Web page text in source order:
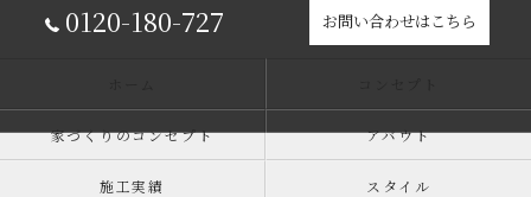
0120-180-727 お問い合わせはこちら
家づくりのコンセプト アバウト
施工実績 スタイル